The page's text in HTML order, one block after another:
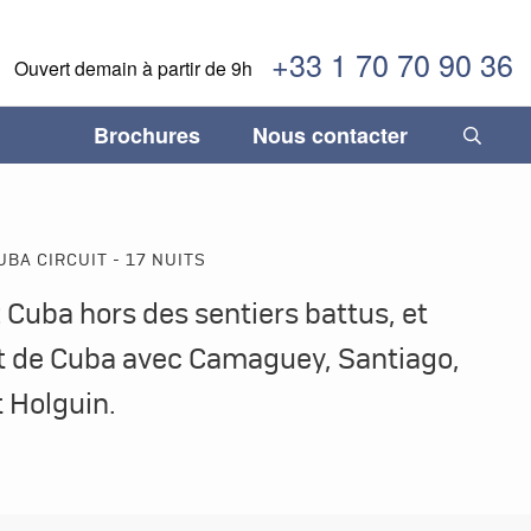
Ouvert demain à partir de 9h +33 1 70 70 90 36
Salvador
Uruguay
Salvador
Uruguay
Trains légendaires
Vacances en famille
Termes & Conditions
Brochures Nous contacter
CIRCUIT - 17 NUITS
Cuba hors des sentiers battus, et
Cuba avec Camaguey, Santiago,
Holguin.